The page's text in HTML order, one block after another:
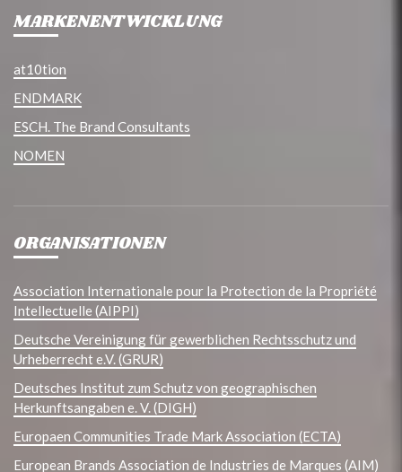
MARKENENTWICKLUNG
at10tion
ENDMARK
ESCH. The Brand Consultants
NOMEN
ORGANISATIONEN
Association Internationale pour la Protection de la Propriété
Intellectuelle (AIPPI)
Deutsche Vereinigung für gewerblichen Rechtsschutz und
Urheberrecht e.V. (GRUR)
Deutsches Institut zum Schutz von geographischen
Herkunftsangaben e. V. (DIGH)
Europaen Communities Trade Mark Association (ECTA)
European Brands Association de Industries de Marques (AIM)